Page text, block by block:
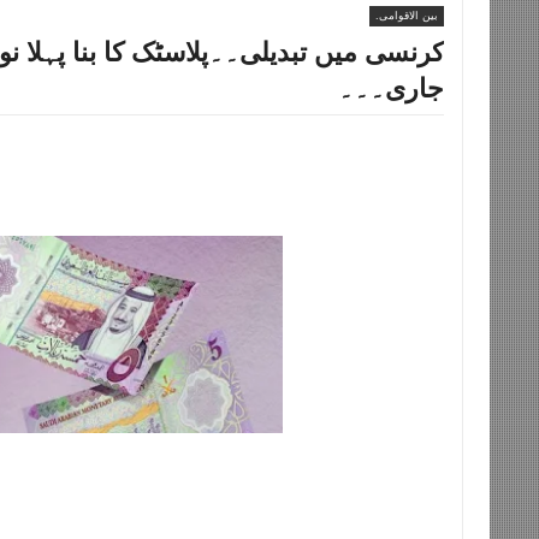
بین الاقوامی.
کرنسی میں تبدیلی۔۔پلاسٹک کا بنا پہلا
جاری۔۔۔